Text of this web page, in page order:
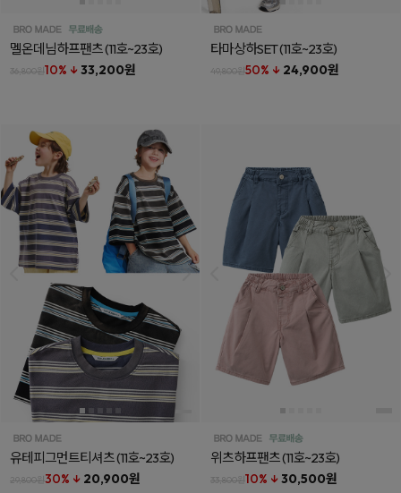
멜온데님하프팬츠(11호~23호)
36,800원10% ↓ 33,200원
타마상하SET(11호~23호)
49,800원50% ↓ 24,900원
유테피그먼트티셔츠(11호~23호)
29,800원30% ↓ 20,900원
위츠하프팬츠(11호~23호)
33,800원10% ↓ 30,500원